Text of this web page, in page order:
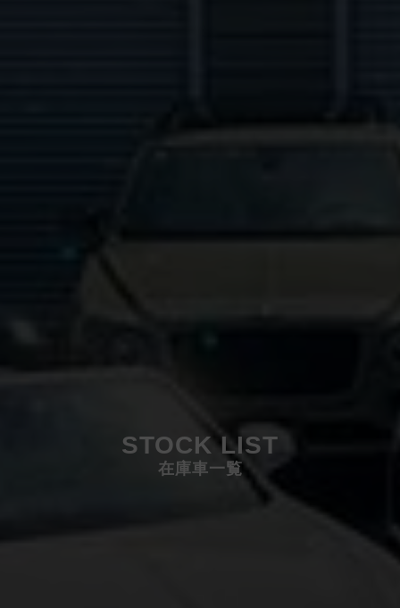
STOCK LIST
在庫車一覧